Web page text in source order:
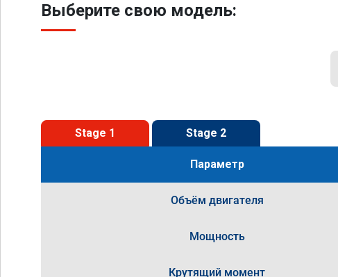
Выберите свою модель:
Stage 1 Stage 2
Параметр
Объём двигателя
Мощность
Крутящий момент